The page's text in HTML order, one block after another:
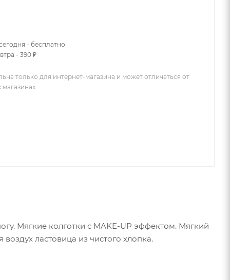
- бесплатно
- 390 ₽
только для интернет-магазина и может отличаться от
магазинах
Мягкие колготки с MAKE-UP эффектом. Мягкий
ластовица из чистого хлопка.